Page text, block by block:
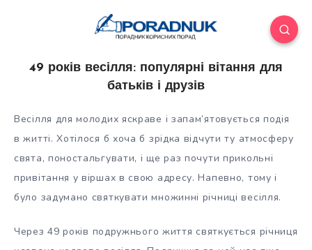
49 років весілля: популярні вітання для
батьків і друзів
Весілля для молодих яскраве і запам’ятовується подія
в житті. Хотілося б хоча б зрідка відчути ту атмосферу
свята, поностальгувати, і ще раз почути прикольні
привітання у віршах в свою адресу. Напевно, тому і
було задумано святкувати множинні річниці весілля.
Через 49років подружнього життя святкується річниця